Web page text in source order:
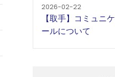
2026-02-22
【取手】コミュニ
ールについて